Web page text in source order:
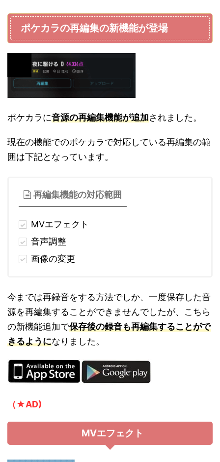
ポケカラの再編集の新機能が登場
ポケカラに音源の再編集機能が追加されました。
現在の機能でのポケカラで対応している再編集の範
囲は下記となっています。
再編集機能の対応範囲
MVエフェクト
音声調整
画像の変更
今までは再録音をする方法でしか、一度保存した音
源を再編集することができませんでしたが、こちら
の新機能追加で保存後の録音も再編集することがで
きるようになりました。
（★AD)
MVエフェクト